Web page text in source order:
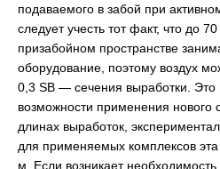
подаваемого в забой при
следует учесть тот факт, что до
призабойном пространстве
оборудование, поэтому воздух
0,3 SВ — сечения выработки. Это
возможности применения нового
длинах выработок,
для применяемых комплексов
м. Если возникает